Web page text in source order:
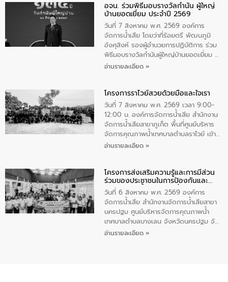
ทิพย์คำ รองผู้ว่าราชการจังหวัดมุกดาหาร
เป็นประธานในพิธี ณ เรือนจําชั่วคราวนาโสก
ตําบลนาโสก อําเภอเมืองมุกดาหาร จังหวัด
มุกดาหาร โดยในกิจกรรมได้ร่วมปลูกป่า และ
ทําความสะอาดภายในบริเวณ จัดกิจกรรม
เพื่อถวายเป็นพระราชกุศล สมเด็จพระนาง
เจ้าสิริกิติ์พระบรมราชินีนาถ พระบรมราช
อจน. ร่วมพิธีมอบรางวัลกำนัน ผู้ใหญ่
บ้านยอดเยี่ยม ประจำปี 2569
วันที่ 7 สิงหาคม พ.ศ. 2569 องค์การ
จัดการน้ำเสีย โดยว่าที่ร้อยตรี พัฒนภูมิ
อังศุสิงห์ รองผู้อำนวยการปฏิบัติการ ร่วม
พิธีมอบรางวัลกำนันผู้ใหญ่บ้านยอดเยี่ยม ณ
ทำเนียบรัฐบาล โดยมีนายอนุทิน ชาญวีรกูล
ทองคำและประกาศเกียรติคุณให้แก่ กำนัน
ผู้ใหญ่บ้านยอดเยี่ยม พร้อมกล่าวชื่นชม ให้
โอวาท และมอบนโยบาย
อ่านรายละเอียด »
โครงการราไวย์สวยด้วยมือและใจเรา
วันที่ 7 สิงหาคม พ.ศ. 2569 เวลา 9:00-
12:00 น. องค์การจัดการน้ำเสีย สำนักงาน
จัดการน้ำเสียสาขาภูเก็ต พื้นที่ศูนย์บริหาร
จัดการคุณภาพน้ำเทศบาลตำบลราไวย์ เข้า
ร่วมโครงการราไวย์สวยด้วยมือและใจเรา
ประชาชน ตัวแทนจากโรงแรมต่างๆ ในเขต
เทศบาลตำบลราไวย์ ศูนย์บริหารจัดการ
คุณภาพน้ำเทศบาลตำบลราไวย์ นำโดยนาย
น้อย แก้วเศษ ผู้จัดการสำนักงานจัดการน้ำ
เสียสาขาภูเก็ต พร้อมด้วยเจ้าหน้าที่ จำนวน
5 คน ร่วมทำกิจกรรม ทำความสะอาด
ชายหาดและแหล่งท่องเที่ยว ณ บริเวณ
อ่านรายละเอียด »
โครงการส่งเสริมความรู้และการมีส่วน
ร่วมของประชาชนในการป้องกันและ
แก้ไขปัญหาน้ำเสียอย่างยั่งยืน
วันที่ 6 สิงหาคม พ.ศ. 2569 องค์การ
จัดการน้ำเสีย สำนักงานจัดการน้ำเสียสาขา
นครปฐม ศูนย์บริหารจัดการคุณภาพน้ำ
เทศบาลตำบลบางเลน จังหวัดนครปฐม จัด
กิจกรรมภายใต้โครงการส่งเสริมความรู้และ
อ่านรายละเอียด »